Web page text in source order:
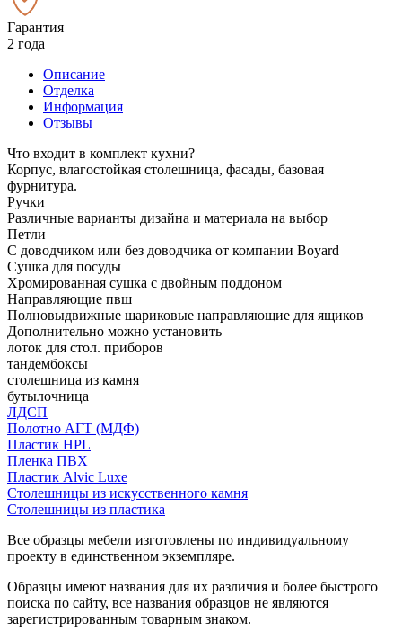
Гарантия
2 года
Описание
Отделка
Информация
Отзывы
Что входит в комплект кухни?
Корпус, влагостойкая столешница, фасады, базовая
фурнитура.
Ручки
Различные варианты дизайна и материала на выбор
Петли
С доводчиком или без доводчика от компании Boyard
Сушка для посуды
Хромированная сушка с двойным поддоном
Направляющие пвш
Полновыдвижные шариковые направляющие для ящиков
Дополнительно можно установить
лоток для стол. приборов
тандембоксы
столешница из камня
бутылочница
ЛДСП
Полотно АГТ (МДФ)
Пластик HPL
Пленка ПВХ
Пластик Alvic Luxe
Столешницы из искусственного камня
Столешницы из пластика
Все образцы мебели изготовлены по индивидуальному
проекту в единственном экземпляре.
Образцы имеют названия для их различия и более быстрого
поиска по сайту, все названия образцов не являются
зарегистрированным товарным знаком.